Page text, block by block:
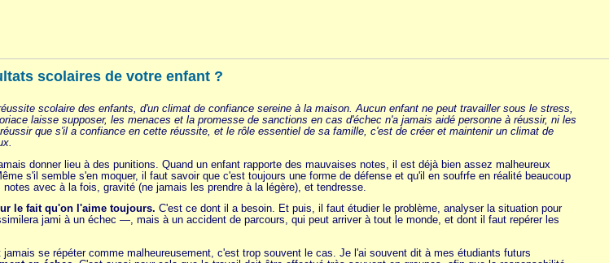
scolaires de votre enfant ?
scolaire des enfants, d'un climat de confiance sereine à la maison. Aucun enfant ne peut travailler sous le stress,
laisse supposer, les menaces et la promesse de sanctions en cas d'échec n'a jamais aidé personne à réussir, ni les
que s'il a confiance en cette réussite, et le rôle essentiel de sa famille, c'est de créer et maintenir un climat de
donner lieu à des punitions. Quand un enfant rapporte des mauvaises notes, il est déjà bien assez malheureux
s'il semble s'en moquer, il faut savoir que c'est toujours une forme de défense et qu'il en soufrfe en réalité beaucoup
avec à la fois, gravité (ne jamais les prendre à la légère), et tendresse.
le fait qu'on l'aime toujours. C'est ce dont il a besoin. Et puis, il faut étudier le problème, analyser la situation pour
jami à un échec —, mais à un accident de parcours, qui peut arriver à tout le monde, et dont il faut repérer les
se répéter comme malheureusement, c'est trop souvent le cas. Je l'ai souvent dit à mes étudiants futurs